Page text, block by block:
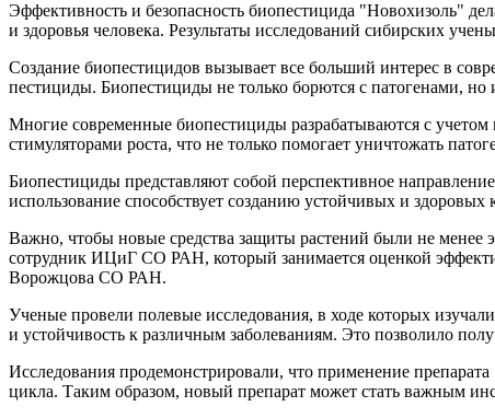
Эффективность и безопасность биопестицида "Новохизоль"
и здоровья человека. Результаты исследований сибирских
Создание биопестицидов вызывает все больший интерес в
пестициды. Биопестициды не только борются с патогенами,
Многие современные биопестициды разрабатываются с
стимуляторами роста, что не только помогает уничтожать
Биопестициды представляют собой перспективное
использование способствует созданию устойчивых и
Важно, чтобы новые средства защиты растений были не
сотрудник ИЦиГ СО РАН, который занимается оценкой
Ворожцова СО РАН.
Ученые провели полевые исследования, в ходе которых
и устойчивость к различным заболеваниям. Это позволило
Исследования продемонстрировали, что применение
цикла. Таким образом, новый препарат может стать важным